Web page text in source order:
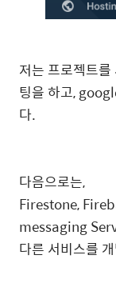
저는 프로젝트
팅을 하고,
다.
다음으로는,
Firestone,
messaging
다른 서비스를